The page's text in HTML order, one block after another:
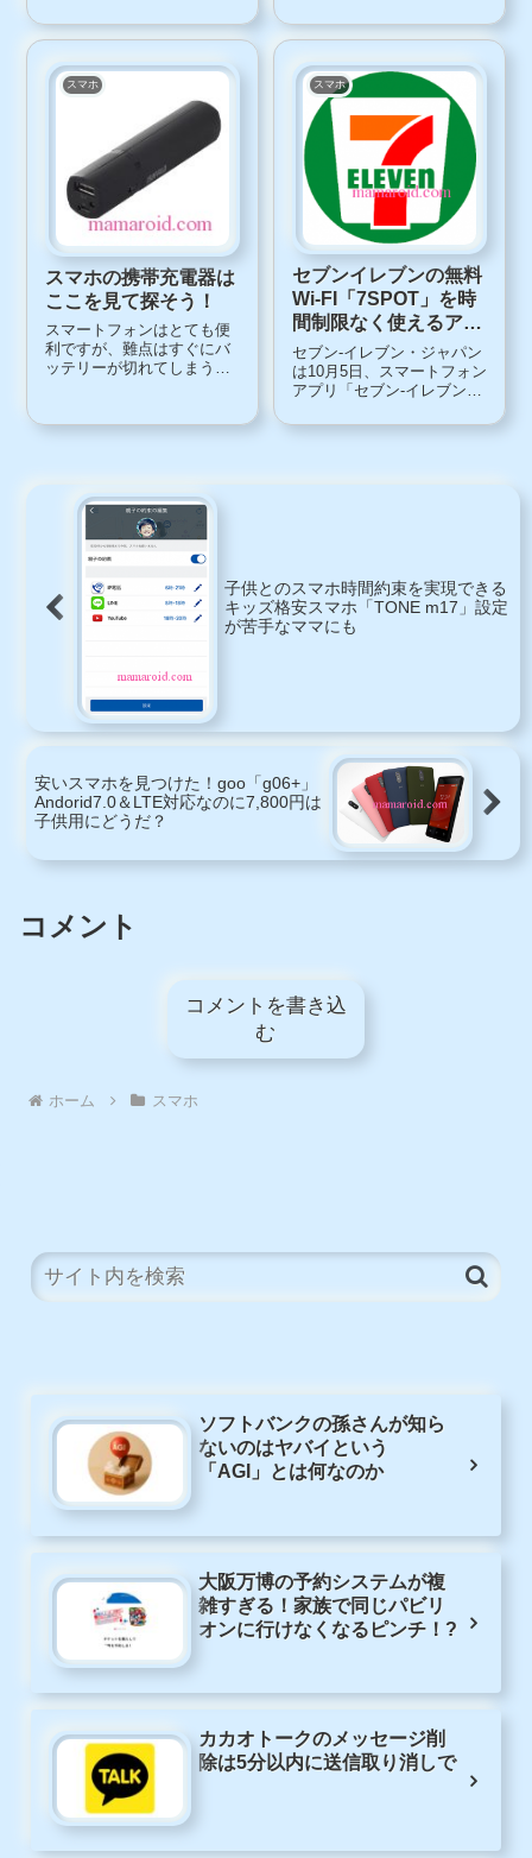
より観戦を楽しむために、
スマホに入れておきたいア
プリをピックアップしまし
た。基本情報、ニュース系
日経W杯2014FIFAのオフィ
シ...
スマホ
スマホの携帯充電器は
ここを見て探そう！
スマートフォンはとても便
利ですが、難点はすぐにバ
ッテリーが切れてしまうこ
いと、翌日使いたいときに
そうもいきません。そこ
スマホ
セブンイレブンの無料
Wi-FI「7SPOT」を時
間制限なく使えるアプ
リ
セブン-イレブン・ジャパン
は10月5日、スマートフォン
アプリ「セブン‐イレブンア
間制限なしで無料Wi-
子供とのスマホ時間約束を実現できる
キッズ格安スマホ「TONE m17」設定
が苦手なママにも
安いスマホを見つけた！goo「g06+」
Andorid7.0＆LTE対応なのに7,800円は
子供用にどうだ？
コメント
コメントを書き込
む
ホーム スマホ
ソフトバンクの孫さんが知ら
ないのはヤバイという
「AGI」とは何なのか
大阪万博の予約システムが複
雑すぎる！家族で同じパビリ
オンに行けなくなるピンチ！?
カカオトークのメッセージ削
除は5分以内に送信取り消しで